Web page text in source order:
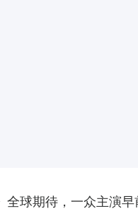
球期待，一众主演